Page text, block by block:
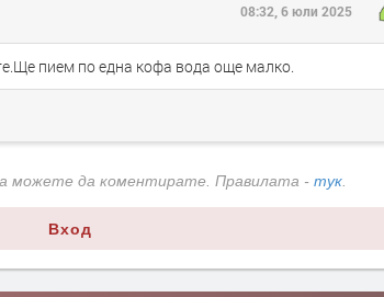
08:32, 6 юли 2025
пием по една кофа вода още малко.
можете да коментирате. Правилата - тук
Вход